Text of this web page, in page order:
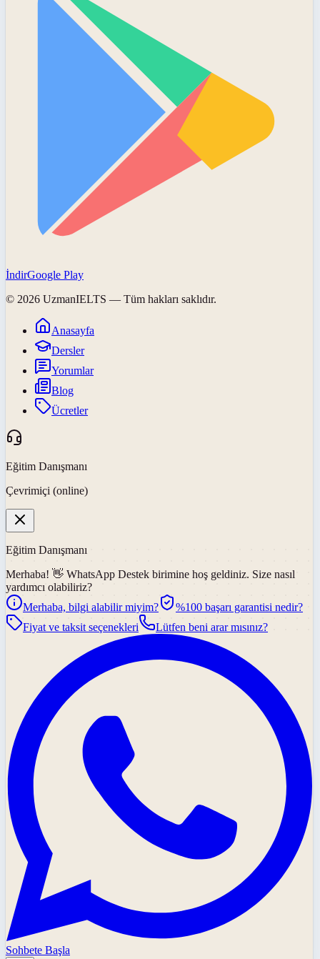
İndirGoogle Play
© 2026 UzmanIELTS — Tüm hakları saklıdır.
Anasayfa
Dersler
Yorumlar
Blog
Ücretler
Eğitim Danışmanı
Çevrimiçi (online)
Eğitim Danışmanı
Merhaba! 👋 WhatsApp Destek birimine hoş geldiniz. Size nasıl
yardımcı olabiliriz?
Merhaba, bilgi alabilir miyim?
%100 başarı garantisi nedir?
Fiyat ve taksit seçenekleri
Lütfen beni arar mısınız?
Sohbete Başla